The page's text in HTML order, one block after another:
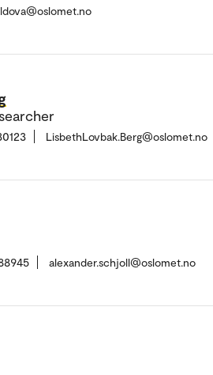
LisbethLovbak.Berg@oslomet.no
alexander.schjoll@oslomet.no